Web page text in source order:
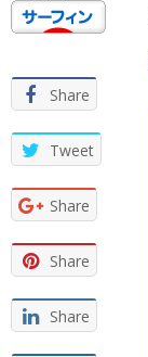
Share
Tweet
Share
Share
Share